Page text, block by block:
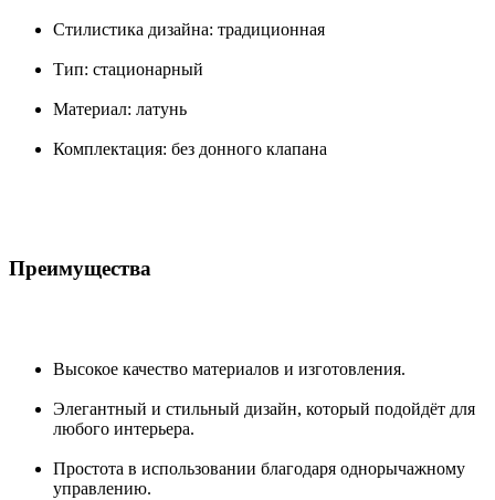
Стилистика дизайна: традиционная
Тип: стационарный
Материал: латунь
Комплектация: без донного клапана
Преимущества
Высокое качество материалов и изготовления.
Элегантный и стильный дизайн, который подойдёт для
любого интерьера.
Простота в использовании благодаря однорычажному
управлению.